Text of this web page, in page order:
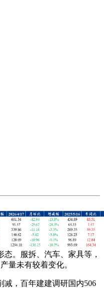
。服拆、汽车、家具等，
量未有较着变化。
，百年建建调研国内506